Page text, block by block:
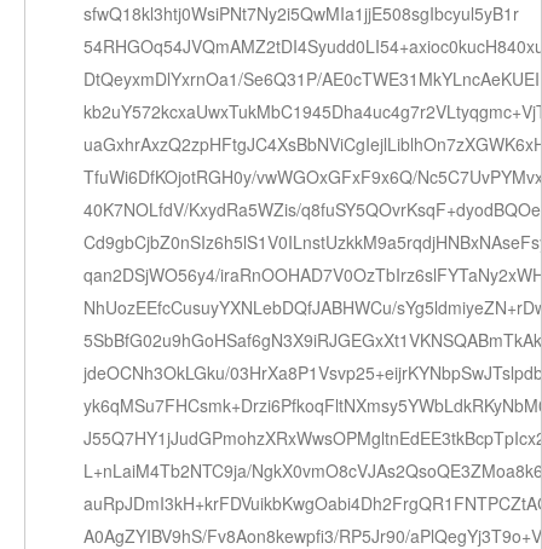
sfwQ18kl3htj0WsiPNt7Ny2i5QwMIa1jjE508sgIbcyul5yB1r
DtQeyxmDlYxrnOa1/Se6Q31P/
TfuWi6DfKOjotRGH0y/vwWGOxGFxF9x6Q/
40K7NOLfdV/KxydRa5WZis/
qan2DSjWO56y4/
NhUozEEfcCusuyYXNLebDQfJABHWCu/
jdeOCNh3OkLGku/
L+nLaiM4Tb2NTC9ja/
A0AgZYIBV9hS/Fv8Aon8kewpfi3/RP5Jr90/aPlQegYj3T9o+V